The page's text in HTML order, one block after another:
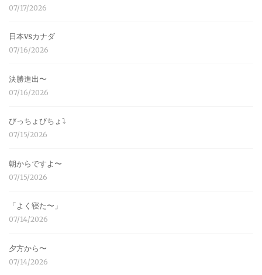
07/17/2026
日本vsカナダ
07/16/2026
決勝進出〜
07/16/2026
びっちょびちょ⤵︎
07/15/2026
朝からですよ〜
07/15/2026
「よく寝た〜」
07/14/2026
夕方から〜
07/14/2026